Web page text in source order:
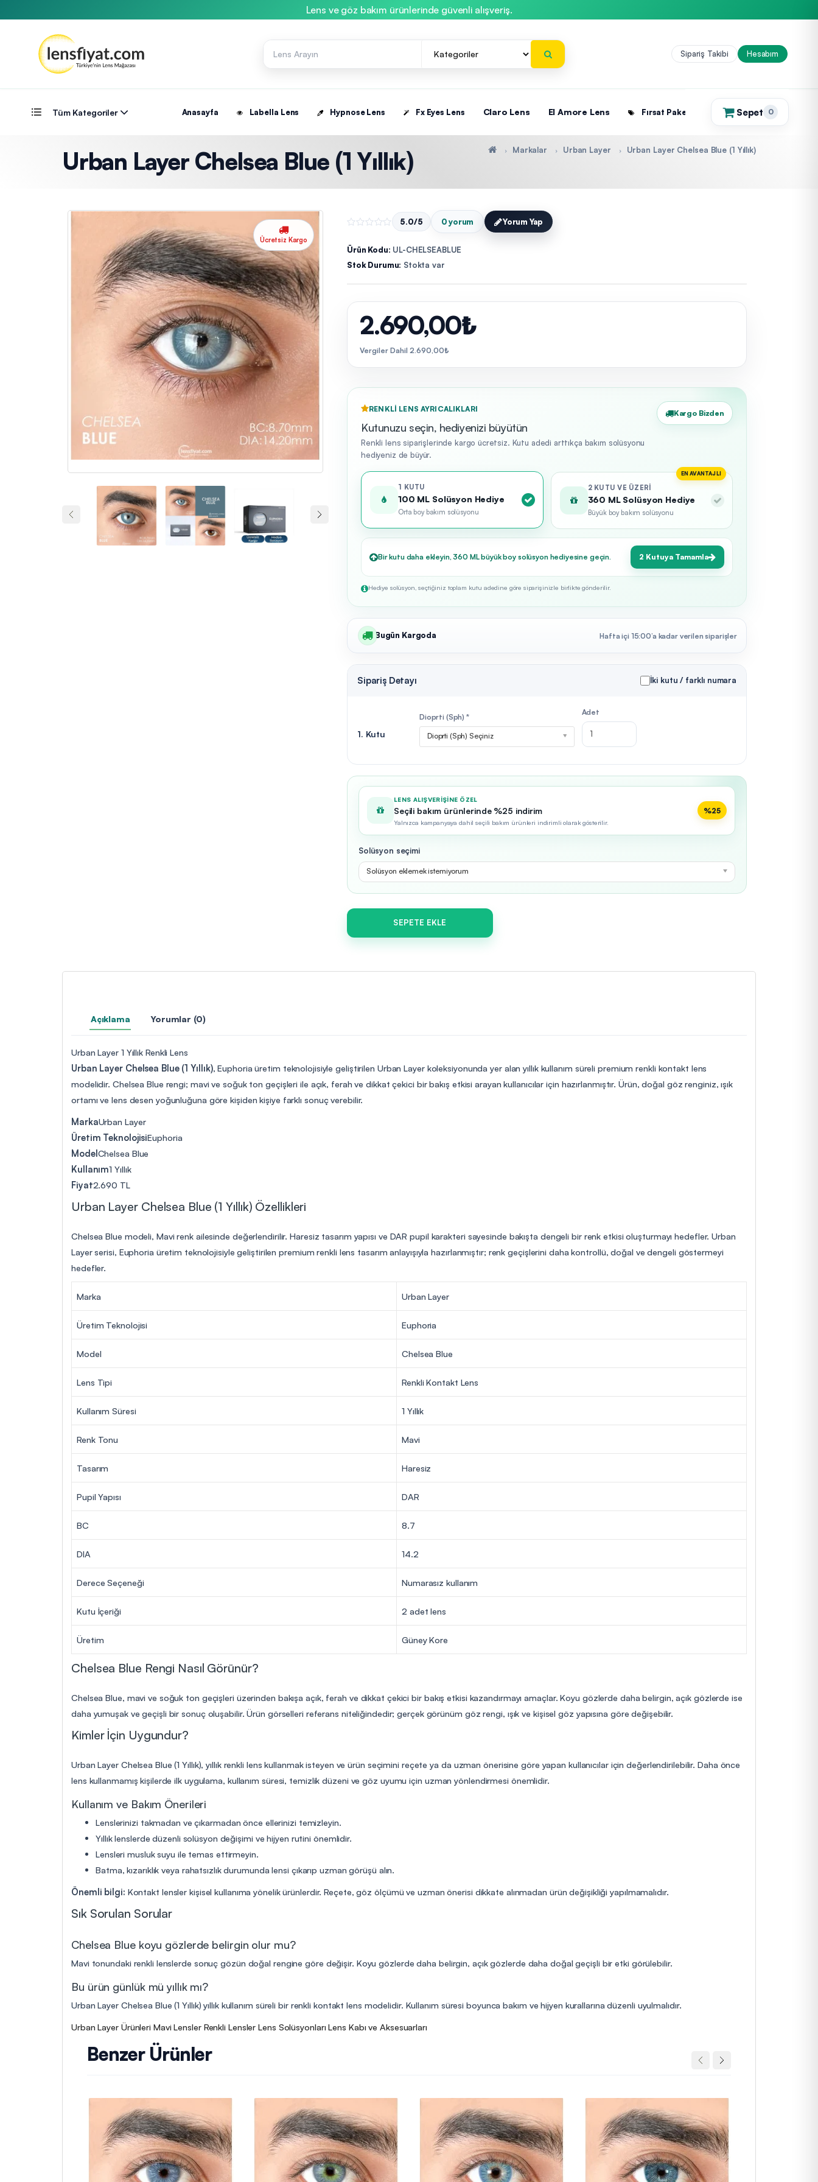
Lens ve göz bakım ürünlerinde güvenli alışveriş.
Sipariş Takibi Hesabım
Tüm Kategoriler Anasayfa Labella Lens Hypnose Lens Fx Eyes Lens Claro Lens El Amore Lens Fırsat Paketleri Sepet 0
(0)
Urban Layer Chelsea Blue (1 Yıllık) Markalar Urban Layer Urban Layer Chelsea Blue (1 Yıllık)
Ücretsiz Kargo
5.0/5 0 yorum Yorum Yap
Ürün Kodu: UL-CHELSEABLUE
Stok Durumu: Stokta var
2.690,00₺
Vergiler Dahil 2.690,00₺
RENKLI LENS AYRICALIKLARI
Kutunuzu seçin, hediyenizi büyütün
Renkli lens siparişlerinde kargo ücretsiz. Kutu adedi arttıkça bakım solüsyonu
hediyeniz de büyür.
Kargo Bizden
1 KUTU
100 ML Solüsyon Hediye
Orta boy bakım solüsyonu
EN AVANTAJLI
2 KUTU VE ÜZERI
360 ML Solüsyon Hediye
Büyük boy bakım solüsyonu
Bir kutu daha ekleyin, 360 ML büyük boy solüsyon hediyesine geçin. 2 Kutuya Tamamla
Hediye solüsyon, seçtiğiniz toplam kutu adedine göre siparişinizle birlikte gönderilir.
Bugün Kargoda Hafta içi 15:00’a kadar verilen siparişler
Sipariş Detayı İki kutu / farklı numara
1. Kutu
Dioprti (Sph) *
Dioprti (Sph) Seçiniz
Adet
LENS ALIŞVERIŞINE ÖZEL
Seçili bakım ürünlerinde %25 indirim
Yalnızca kampanyaya dahil seçili bakım ürünleri indirimli olarak gösterilir.
%25
Solüsyon seçimi
Solüsyon eklemek istemiyorum
SEPETE EKLE
Açıklama Yorumlar (0)
Urban Layer 1 Yıllık Renkli Lens
Urban Layer Chelsea Blue (1 Yıllık), Euphoria üretim teknolojisiyle geliştirilen Urban Layer koleksiyonunda yer alan yıllık kullanım süreli premium renkli kontakt lens
modelidir. Chelsea Blue rengi; mavi ve soğuk ton geçişleri ile açık, ferah ve dikkat çekici bir bakış etkisi arayan kullanıcılar için hazırlanmıştır. Ürün, doğal göz renginiz, ışık
ortamı ve lens desen yoğunluğuna göre kişiden kişiye farklı sonuç verebilir.
MarkaUrban Layer
Üretim TeknolojisiEuphoria
ModelChelsea Blue
Kullanım1 Yıllık
Fiyat2.690 TL
Urban Layer Chelsea Blue (1 Yıllık) Özellikleri
Chelsea Blue modeli, Mavi renk ailesinde değerlendirilir. Haresiz tasarım yapısı ve DAR pupil karakteri sayesinde bakışta dengeli bir renk etkisi oluşturmayı hedefler. Urban
Layer serisi, Euphoria üretim teknolojisiyle geliştirilen premium renkli lens tasarım anlayışıyla hazırlanmıştır; renk geçişlerini daha kontrollü, doğal ve dengeli göstermeyi
hedefler.
Marka Urban Layer
Üretim Teknolojisi Euphoria
Model Chelsea Blue
Lens Tipi Renkli Kontakt Lens
Kullanım Süresi 1 Yıllık
Renk Tonu Mavi
Tasarım Haresiz
Pupil Yapısı DAR
BC 8.7
DIA 14.2
Derece Seçeneği Numarasız kullanım
Kutu İçeriği 2 adet lens
Üretim Güney Kore
Chelsea Blue Rengi Nasıl Görünür?
Chelsea Blue, mavi ve soğuk ton geçişleri üzerinden bakışa açık, ferah ve dikkat çekici bir bakış etkisi kazandırmayı amaçlar. Koyu gözlerde daha belirgin, açık gözlerde ise
daha yumuşak ve geçişli bir sonuç oluşabilir. Ürün görselleri referans niteliğindedir; gerçek görünüm göz rengi, ışık ve kişisel göz yapısına göre değişebilir.
Kimler İçin Uygundur?
Urban Layer Chelsea Blue (1 Yıllık), yıllık renkli lens kullanmak isteyen ve ürün seçimini reçete ya da uzman önerisine göre yapan kullanıcılar için değerlendirilebilir. Daha önce
lens kullanmamış kişilerde ilk uygulama, kullanım süresi, temizlik düzeni ve göz uyumu için uzman yönlendirmesi önemlidir.
Kullanım ve Bakım Önerileri
Lenslerinizi takmadan ve çıkarmadan önce ellerinizi temizleyin.
Yıllık lenslerde düzenli solüsyon değişimi ve hijyen rutini önemlidir.
Lensleri musluk suyu ile temas ettirmeyin.
Batma, kızarıklık veya rahatsızlık durumunda lensi çıkarıp uzman görüşü alın.
Önemli bilgi: Kontakt lensler kişisel kullanıma yönelik ürünlerdir. Reçete, göz ölçümü ve uzman önerisi dikkate alınmadan ürün değişikliği yapılmamalıdır.
Sık Sorulan Sorular
Chelsea Blue koyu gözlerde belirgin olur mu?
Mavi tonundaki renkli lenslerde sonuç gözün doğal rengine göre değişir. Koyu gözlerde daha belirgin, açık gözlerde daha doğal geçişli bir etki görülebilir.
Bu ürün günlük mü yıllık mı?
Urban Layer Chelsea Blue (1 Yıllık) yıllık kullanım süreli bir renkli kontakt lens modelidir. Kullanım süresi boyunca bakım ve hijyen kurallarına düzenli uyulmalıdır.
Urban Layer Ürünleri Mavi Lensler Renkli Lensler Lens Solüsyonları Lens Kabı ve Aksesuarları
Benzer Ürünler